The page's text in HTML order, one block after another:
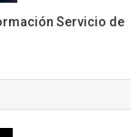
Servicio de